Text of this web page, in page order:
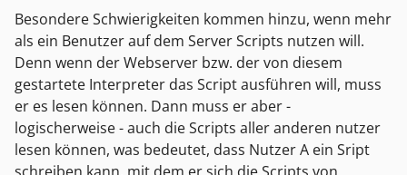
Besondere Schwierigkeiten kommen hinzu, wenn mehr
als ein Benutzer auf dem Server Scripts nutzen will.
Denn wenn der Webserver bzw. der von diesem
gestartete Interpreter das Script ausführen will, muss
er es lesen können. Dann muss er aber -
logischerweise - auch die Scripts aller anderen nutzer
lesen können, was bedeutet, dass Nutzer A ein Sript